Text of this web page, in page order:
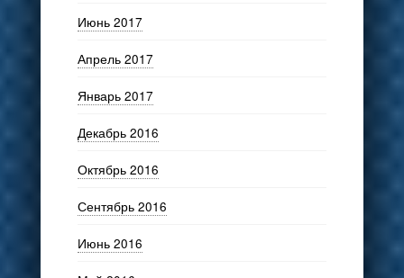
Июнь 2017
Апрель 2017
Январь 2017
Декабрь 2016
Октябрь 2016
Сентябрь 2016
Июнь 2016